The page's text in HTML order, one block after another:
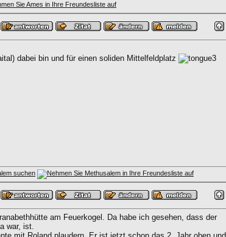
dabei bin und für einen soliden Mittelfeldplatz
am Feuerkogel. Da habe ich gesehen, dass der
war, ist.